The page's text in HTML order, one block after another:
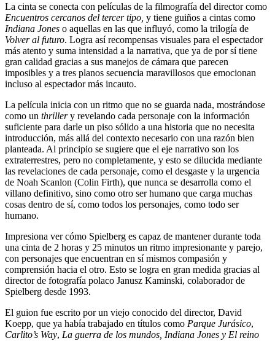
La cinta se conecta con películas de la filmografía del director como
Encuentros cercanos del tercer tipo, y tiene guiños a cintas como
Indiana Jones o aquellas en las que influyó, como la trilogía de
Volver al futuro. Logra así recompensas visuales para el espectador
más atento y suma intensidad a la narrativa, que ya de por sí tiene
gran calidad gracias a sus manejos de cámara que parecen
imposibles y a tres planos secuencia maravillosos que emocionan
incluso al espectador más incauto.
La película inicia con un ritmo que no se guarda nada, mostrándose
como un thrillery revelando cada personaje con la información
suficiente para darle un piso sólido a una historia que no necesita
introducción, más allá del contexto necesario con una razón bien
planteada. Al principio se sugiere que el eje narrativo son los
extraterrestres, pero no completamente, y esto se dilucida mediante
las revelaciones de cada personaje, como el desgaste y la urgencia
de Noah Scanlon (Colin Firth), que nunca se desarrolla como el
villano definitivo, sino como otro ser humano que carga muchas
cosas dentro de sí, como todos los personajes, como todo ser
humano.
Impresiona ver cómo Spielberg es capaz de mantener durante toda
una cinta de 2 horas y 25 minutos un ritmo impresionante y parejo,
con personajes que encuentran en sí mismos compasión y
comprensión hacia el otro. Esto se logra en gran medida gracias al
director de fotografía polaco Janusz Kaminski, colaborador de
Spielberg desde 1993.
El guion fue escrito por un viejo conocido del director, David
Koepp, que ya había trabajado en títulos como Parque Jurásico,
Carlito’s Way, La guerra de los mundos, Indiana Jones y El reino